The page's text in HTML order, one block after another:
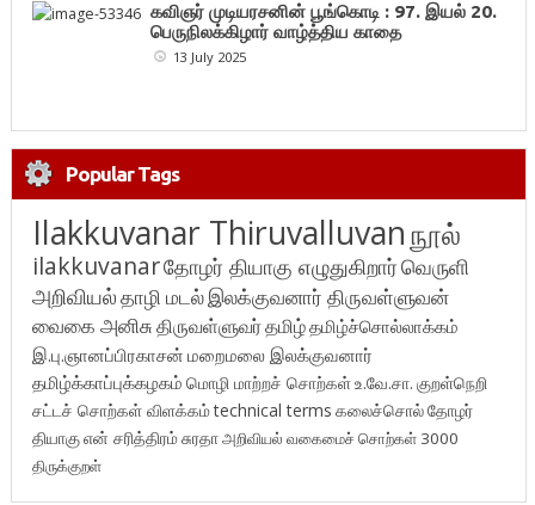
கவிஞர் முடியரசனின் பூங்கொடி : 97. இயல் 20.
பெருநிலக்கிழார் வாழ்த்திய காதை
13 July 2025
Popular Tags
Ilakkuvanar Thiruvalluvanநூல்
ilakkuvanarதோழர் தியாகு எழுதுகிறார்வெருளி
அறிவியல்தாழி மடல்இலக்குவனார் திருவள்ளுவன்
வைகை அனிசுதிருவள்ளுவர்தமிழ்தமிழ்ச்சொல்லாக்கம்
இ.பு.ஞானப்பிரகாசன் மறைமலை இலக்குவனார்
தமிழ்க்காப்புக்கழகம் மொழி மாற்றச் சொற்கள்உ.வே.சா. குறள்நெறி
சட்டச் சொற்கள் விளக்கம்technical terms கலைச்சொல்தோழர்
தியாகுஎன் சரித்திரம்சுரதாஅறிவியல் வகைமைச் சொற்கள் 3000
திருக்குறள்